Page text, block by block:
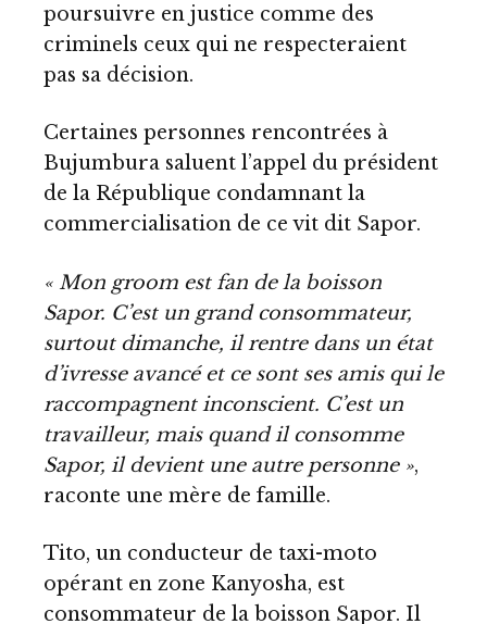
poursuivre en justice comme des
criminels ceux qui ne respecteraient
pas sa décision.
Certaines personnes rencontrées à
Bujumbura saluent l’appel du président
de la République condamnant la
commercialisation de ce vit dit Sapor.
« Mon groom est fan de la boisson
Sapor. C’est un grand consommateur,
surtout dimanche, il rentre dans un état
d’ivresse avancé et ce sont ses amis qui le
raccompagnent inconscient. C’est un
travailleur, mais quand il consomme
Sapor, il devient une autre personne »,
raconte une mère de famille.
Tito, un conducteur de taxi-moto
opérant en zone Kanyosha, est
consommateur de la boisson Sapor. Il